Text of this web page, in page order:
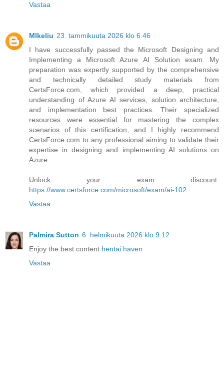
Vastaa
MIkeliu 23. tammikuuta 2026 klo 6.46
I have successfully passed the Microsoft Designing and
Implementing a Microsoft Azure AI Solution exam. My
preparation was expertly supported by the comprehensive
and technically detailed study materials from
CertsForce.com, which provided a deep, practical
understanding of Azure AI services, solution architecture,
and implementation best practices. Their specialized
resources were essential for mastering the complex
scenarios of this certification, and I highly recommend
CertsForce.com to any professional aiming to validate their
expertise in designing and implementing AI solutions on
Azure.
Unlock your exam discount:
https://www.certsforce.com/microsoft/exam/ai-102
Vastaa
Palmira Sutton 6. helmikuuta 2026 klo 9.12
Enjoy the best content hentai haven
Vastaa